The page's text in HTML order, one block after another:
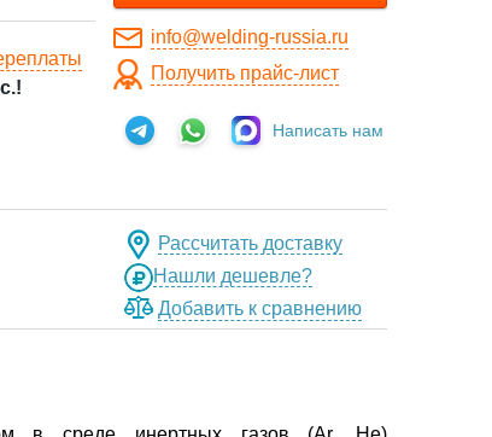
info@welding-russia.ru
Получить прайс-лист
Написать нам
Рассчитать доставку
Нашли дешевле?
Добавить к сравнению